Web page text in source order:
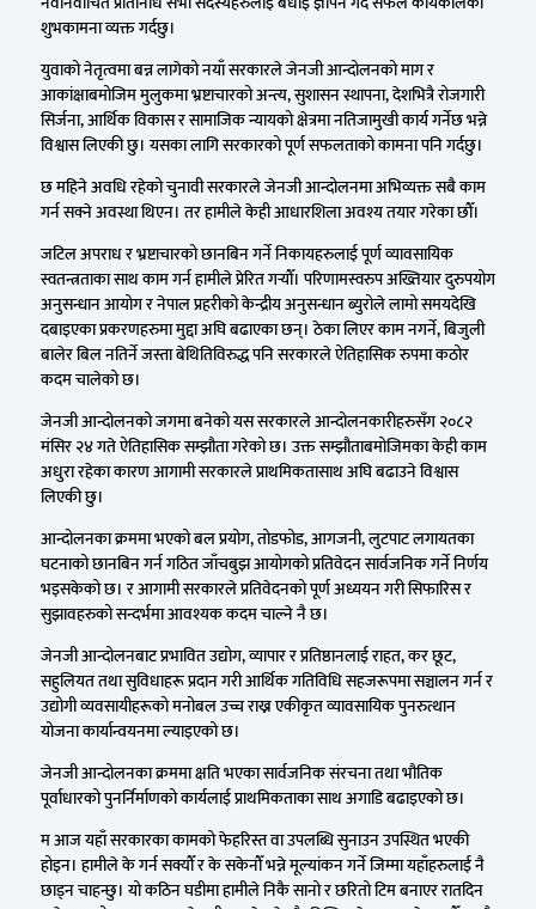
शुभकामना व्यक्त गर्दछु।
युवाको नेतृत्वमा बन्न लागेको नयाँ सरकारले जेनजी आन्दोलनको माग र
आकांक्षाबमोजिम मुलुकमा भ्रष्टाचारको अन्त्य, सुशासन स्थापना, देशभित्रै रोजगारी
सिर्जना, आर्थिक विकास र सामाजिक न्यायको क्षेत्रमा नतिजामुखी कार्य गर्नेछ भन्ने
विश्वास लिएकी छु। यसका लागि सरकारको पूर्ण सफलताको कामना पनि गर्दछु।
छ महिने अवधि रहेको चुनावी सरकारले जेनजी आन्दोलनमा अभिव्यक्त सबै काम
गर्न सक्ने अवस्था थिएन। तर हामीले केही आधारशिला अवश्य तयार गरेका छौँ।
जटिल अपराध र भ्रष्टाचारको छानबिन गर्ने निकायहरुलाई पूर्ण व्यावसायिक
स्वतन्त्रताका साथ काम गर्न हामीले प्रेरित गर्‍यौँ। परिणामस्वरुप अख्तियार दुरुपयोग
अनुसन्धान आयोग र नेपाल प्रहरीको केन्द्रीय अनुसन्धान ब्युरोले लामो समयदेखि
दबाइएका प्रकरणहरुमा मुद्दा अघि बढाएका छन्। ठेका लिएर काम नगर्ने, बिजुली
बालेर बिल नतिर्ने जस्ता बेथितिविरुद्ध पनि सरकारले ऐतिहासिक रुपमा कठोर
कदम चालेको छ।
जेनजी आन्दोलनको जगमा बनेको यस सरकारले आन्दोलनकारीहरुसँग २०८२
मंसिर २४ गते ऐतिहासिक सम्झौता गरेको छ। उक्त सम्झौताबमोजिमका केही काम
अधुरा रहेका कारण आगामी सरकारले प्राथमिकतासाथ अघि बढाउने विश्वास
लिएकी छु।
आन्दोलनका क्रममा भएको बल प्रयोग, तोडफोड, आगजनी, लुटपाट लगायतका
घटनाको छानबिन गर्न गठित जाँचबुझ आयोगको प्रतिवेदन सार्वजनिक गर्ने निर्णय
भइसकेको छ। र आगामी सरकारले प्रतिवेदनको पूर्ण अध्ययन गरी सिफारिस र
सुझावहरुको सन्दर्भमा आवश्यक कदम चाल्ने नै छ।
जेनजी आन्दोलनबाट प्रभावित उद्योग, व्यापार र प्रतिष्ठानलाई राहत, कर छूट,
सहुलियत तथा सुविधाहरू प्रदान गरी आर्थिक गतिविधि सहजरूपमा सञ्चालन गर्न र
उद्योगी व्यवसायीहरूको मनोबल उच्च राख्न एकीकृत व्यावसायिक पुनरुत्थान
योजना कार्यान्वयनमा ल्याइएको छ।
जेनजी आन्दोलनका क्रममा क्षति भएका सार्वजनिक संरचना तथा भौतिक
पूर्वाधारको पुनर्निर्माणको कार्यलाई प्राथमिकताका साथ अगाडि बढाइएको छ।
म आज यहाँ सरकारका कामको फेहरिस्त वा उपलब्धि सुनाउन उपस्थित भएकी
होइन। हामीले के गर्न सक्यौँ र के सकेनौँ भन्ने मूल्यांकन गर्ने जिम्मा यहाँहरुलाई नै
छाड्न चाहन्छु। यो कठिन घडीमा हामीले निकै सानो र छरितो टिम बनाएर रातदिन